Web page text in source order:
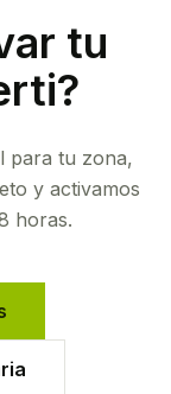
tu
?
para tu zona,
y activamos
horas.